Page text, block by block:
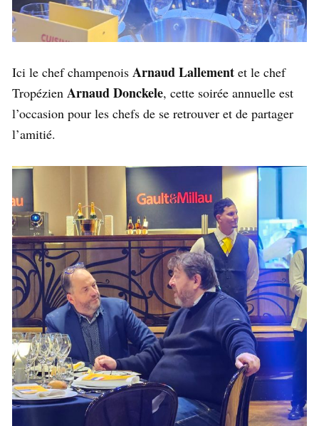
Ici le chef champenois Arnaud Lallement et le chef
Tropézien Arnaud Donckele, cette soirée annuelle est
l’occasion pour les chefs de se retrouver et de partager
l’amitié.